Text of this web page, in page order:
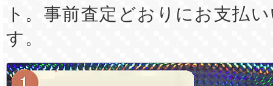
ト。事前査定どおりにお支払
す。